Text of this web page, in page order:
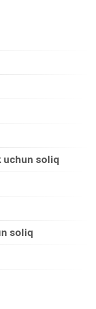
uchun soliq
soliq